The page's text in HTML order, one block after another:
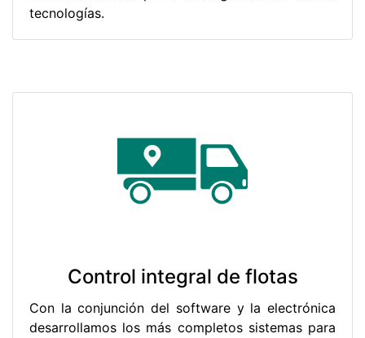
tecnologías.
Control integral de flotas
Con la conjunción del software y la electrónica
desarrollamos los más completos sistemas para